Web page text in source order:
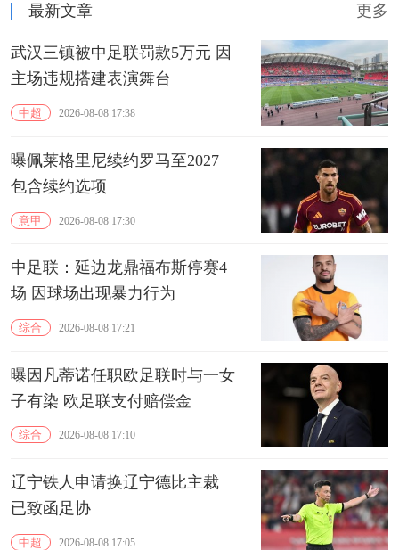
最新文章 更多
武汉三镇被中足联罚款5万元 因
主场违规搭建表演舞台
中超 2026-08-08 17:38
曝佩莱格里尼续约罗马至2027
包含续约选项
意甲 2026-08-08 17:30
中足联：延边龙鼎福布斯停赛4
场 因球场出现暴力行为
综合 2026-08-08 17:21
曝因凡蒂诺任职欧足联时与一女
子有染 欧足联支付赔偿金
综合 2026-08-08 17:10
辽宁铁人申请换辽宁德比主裁
已致函足协
中超 2026-08-08 17:05